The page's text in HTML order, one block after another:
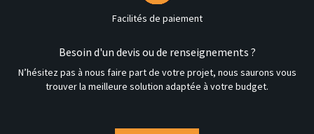
Facilités de paiement
Besoin d'un devis ou de renseignements ?
N’hésitez pas à nous faire part de votre projet, nous saurons vous
trouver la meilleure solution adaptée à votre budget.